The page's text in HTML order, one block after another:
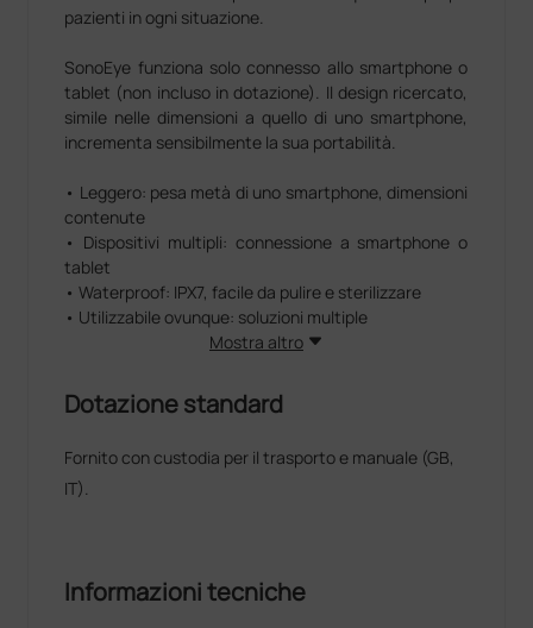
pazienti in ogni situazione.
SonoEye funziona solo connesso allo smartphone o
tablet (non incluso in dotazione). Il design ricercato,
simile nelle dimensioni a quello di uno smartphone,
incrementa sensibilmente la sua portabilità.
• Leggero: pesa metà di uno smartphone, dimensioni
contenute
• Dispositivi multipli: connessione a smartphone o
tablet
• Waterproof: IPX7, facile da pulire e sterilizzare
• Utilizzabile ovunque: soluzioni multiple
• A portata di pollice: un tocco per iniziare e
SonoEye è inteso per la diagnostica di immagini
(B+CFM), Onda Pusata (PW) e Fusion Harmonic
Imaging (FHI).
muscoloscheletrica (MSK), nervi, polmoni, medicina
Mostra altro
Dotazione standard
Fornito con custodia per il trasporto e manuale (GB,
IT).
Informazioni tecniche